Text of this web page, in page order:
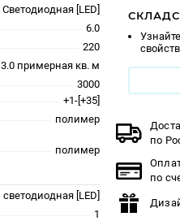
Светодиодная [LED]
6.0
220
3.0 примерная кв. м
3000
+1-[+35]
полимер
полимер
светодиодная [LED]
1
по
по